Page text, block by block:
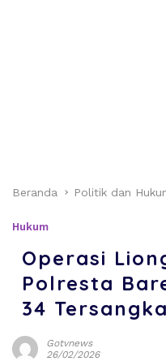
Beranda Politik dan
Hukum
Operasi
Polresta
34 Tersangka
Gotvnews
26/02/2026